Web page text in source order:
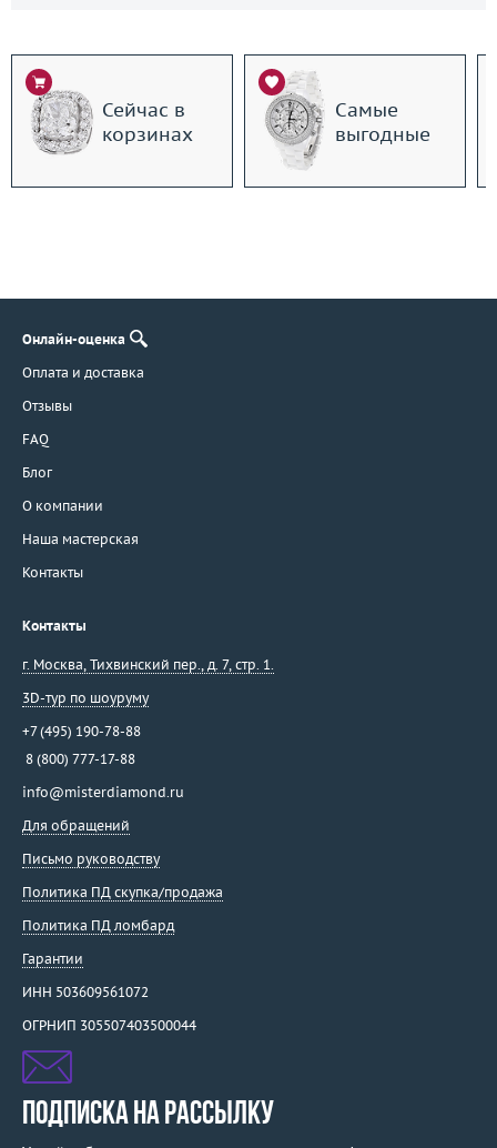
Сейчас в
корзинах
Самые
выгодные
Онлайн-оценка
Оплата и доставка
Отзывы
FAQ
Блог
О компании
Наша мастерская
Контакты
Контакты
г. Москва Тихвинский пер., д. 7, стр. 1.
3D-тур по шоуруму
+7 (495) 190-78-88
8 (800) 777-17-88
info@misterdiamond.ru
Для обращений
Письмо руководству
Политика ПД скупка/продажа
Политика ПД ломбард
Гарантии
ИНН 503609561072
ОГРНИП 305507403500044
ПОДПИСКА НА РАССЫЛКУ